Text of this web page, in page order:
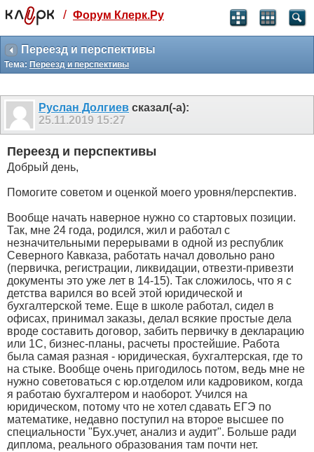
Святые угодники, Клерк без рекламы
прекрасен:)
месяц
3 месяца
259
₽
-10%
499 ₽
-15%
/ Форум Клерк.Ру
Переезд и перспективы
Тема: Переезд и перспективы
Руслан Долгиев сказал(-а):
25.11.2019 15:27
Переезд и перспективы
Добрый день,
Помогите советом и оценкой моего уровня/перспектив.
Вообще начать наверное нужно со стартовых позиции.
Так, мне 24 года, родился, жил и работал с
незначительными перерывами в одной из республик
Северного Кавказа, работать начал довольно рано
(первичка, регистрации, ликвидации, отвезти-привезти
документы это уже лет в 14-15). Так сложилось, что я с
детства варился во всей этой юридической и
бухгалтерской теме. Еще в школе работал, сидел в
офисах, принимал заказы, делал всякие простые дела
вроде составить договор, забить первичку в декларацию
или 1С, бизнес-планы, расчеты простейшие. Работа
была самая разная - юридическая, бухгалтерская, где то
на стыке. Вообще очень пригодилось потом, ведь мне не
нужно советоваться с юр.отделом или кадровиком, когда
я работаю бухгалтером и наоборот. Учился на
юридическом, потому что не хотел сдавать ЕГЭ по
математике, недавно поступил на второе высшее по
специальности "Бух.учет, анализ и аудит". Больше ради
диплома, реального образования там почти нет.